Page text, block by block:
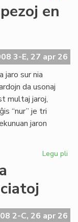
pro
en
3-E, 27 apr 26
jaro sur nia
da usonaj
multaj jaroj,
“nur” je tri
jaron
Legu pli
en
2-C, 26 apr 26